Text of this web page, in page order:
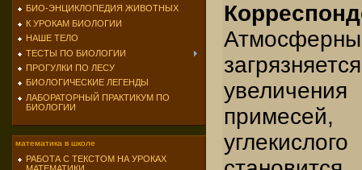
БИО-ЭНЦИКЛОПЕДИЯ ЖИВОТНЫХ
К УРОКАМ БИОЛОГИИ
НАШЕ ТЕЛО
ТЕСТЫ ПО БИОЛОГИИ
ПРОГУЛКИ ПО ЛЕСУ
БИОЛОГИЧЕСКИЕ ЛЕГЕНДЫ
ЛАБОРАТОРНЫЙ ПРАКТИКУМ ПО
БИОЛОГИИ
математика в школе
РАБОТА С ТЕКСТОМ НА УРОКАХ